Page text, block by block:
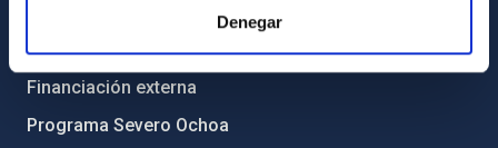
Denegar
Medio Ambiente y Sostenibilidad
Proyectos institucionales
Financiación externa
Programa Severo Ochoa